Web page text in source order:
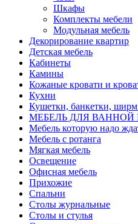
Шкафы
Комплекты мебели
Модульная мебель
Декорирование квартир
Детская мебель
Кабинеты
Камины
Кожаные кровати и
Кухни
Кушетки, банкетки,
МЕБЕЛЬ ДЛЯ
Мебель которую надо
Мебель с ротанга
Мягкая мебель
Освещение
Офисная мебель
Прихожие
Спальни
Столы журнальные
Столы и стулья